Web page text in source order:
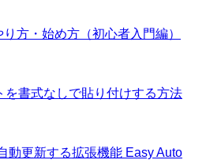
方・始め方（初心者入門編）
を書式なしで貼り付けする方法
動更新する拡張機能 Easy Auto